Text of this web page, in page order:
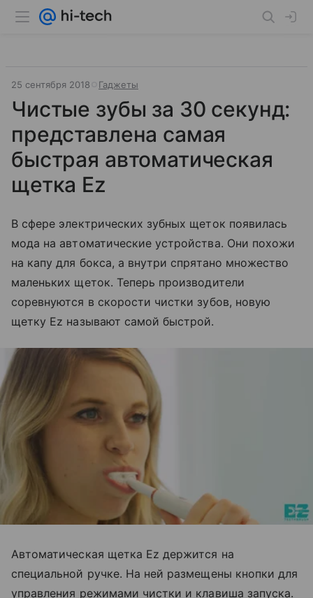
25 сентября 2018 Гаджеты
Чистые зубы за 30 секунд:
представлена самая
быстрая автоматическая
щетка Ez
В сфере электрических зубных щеток появилась
мода на автоматические устройства. Они похожи
на капу для бокса, а внутри спрятано множество
маленьких щеток. Теперь производители
соревнуются в скорости чистки зубов, новую
щетку Ez называют самой быстрой.
Автоматическая щетка Ez держится на
специальной ручке. На ней размещены кнопки для
управления режимами чистки и клавиша запуска.